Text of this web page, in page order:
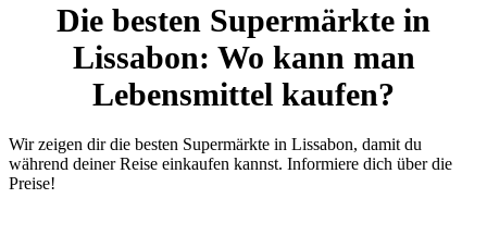
Die besten Supermärkte in
Lissabon: Wo kann man
Lebensmittel kaufen?
Wir zeigen dir die besten Supermärkte in Lissabon, damit du
während deiner Reise einkaufen kannst. Informiere dich über die
Preise!